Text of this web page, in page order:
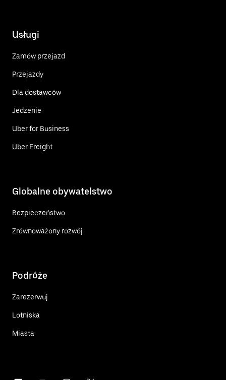
Usługi
Zamów przejazd
Przejazdy
Dla dostawców
Jedzenie
Uber for Business
Uber Freight
Globalne obywatelstwo
Bezpieczeństwo
Zrównoważony rozwój
Podróże
Zarezerwuj
Lotniska
Miasta